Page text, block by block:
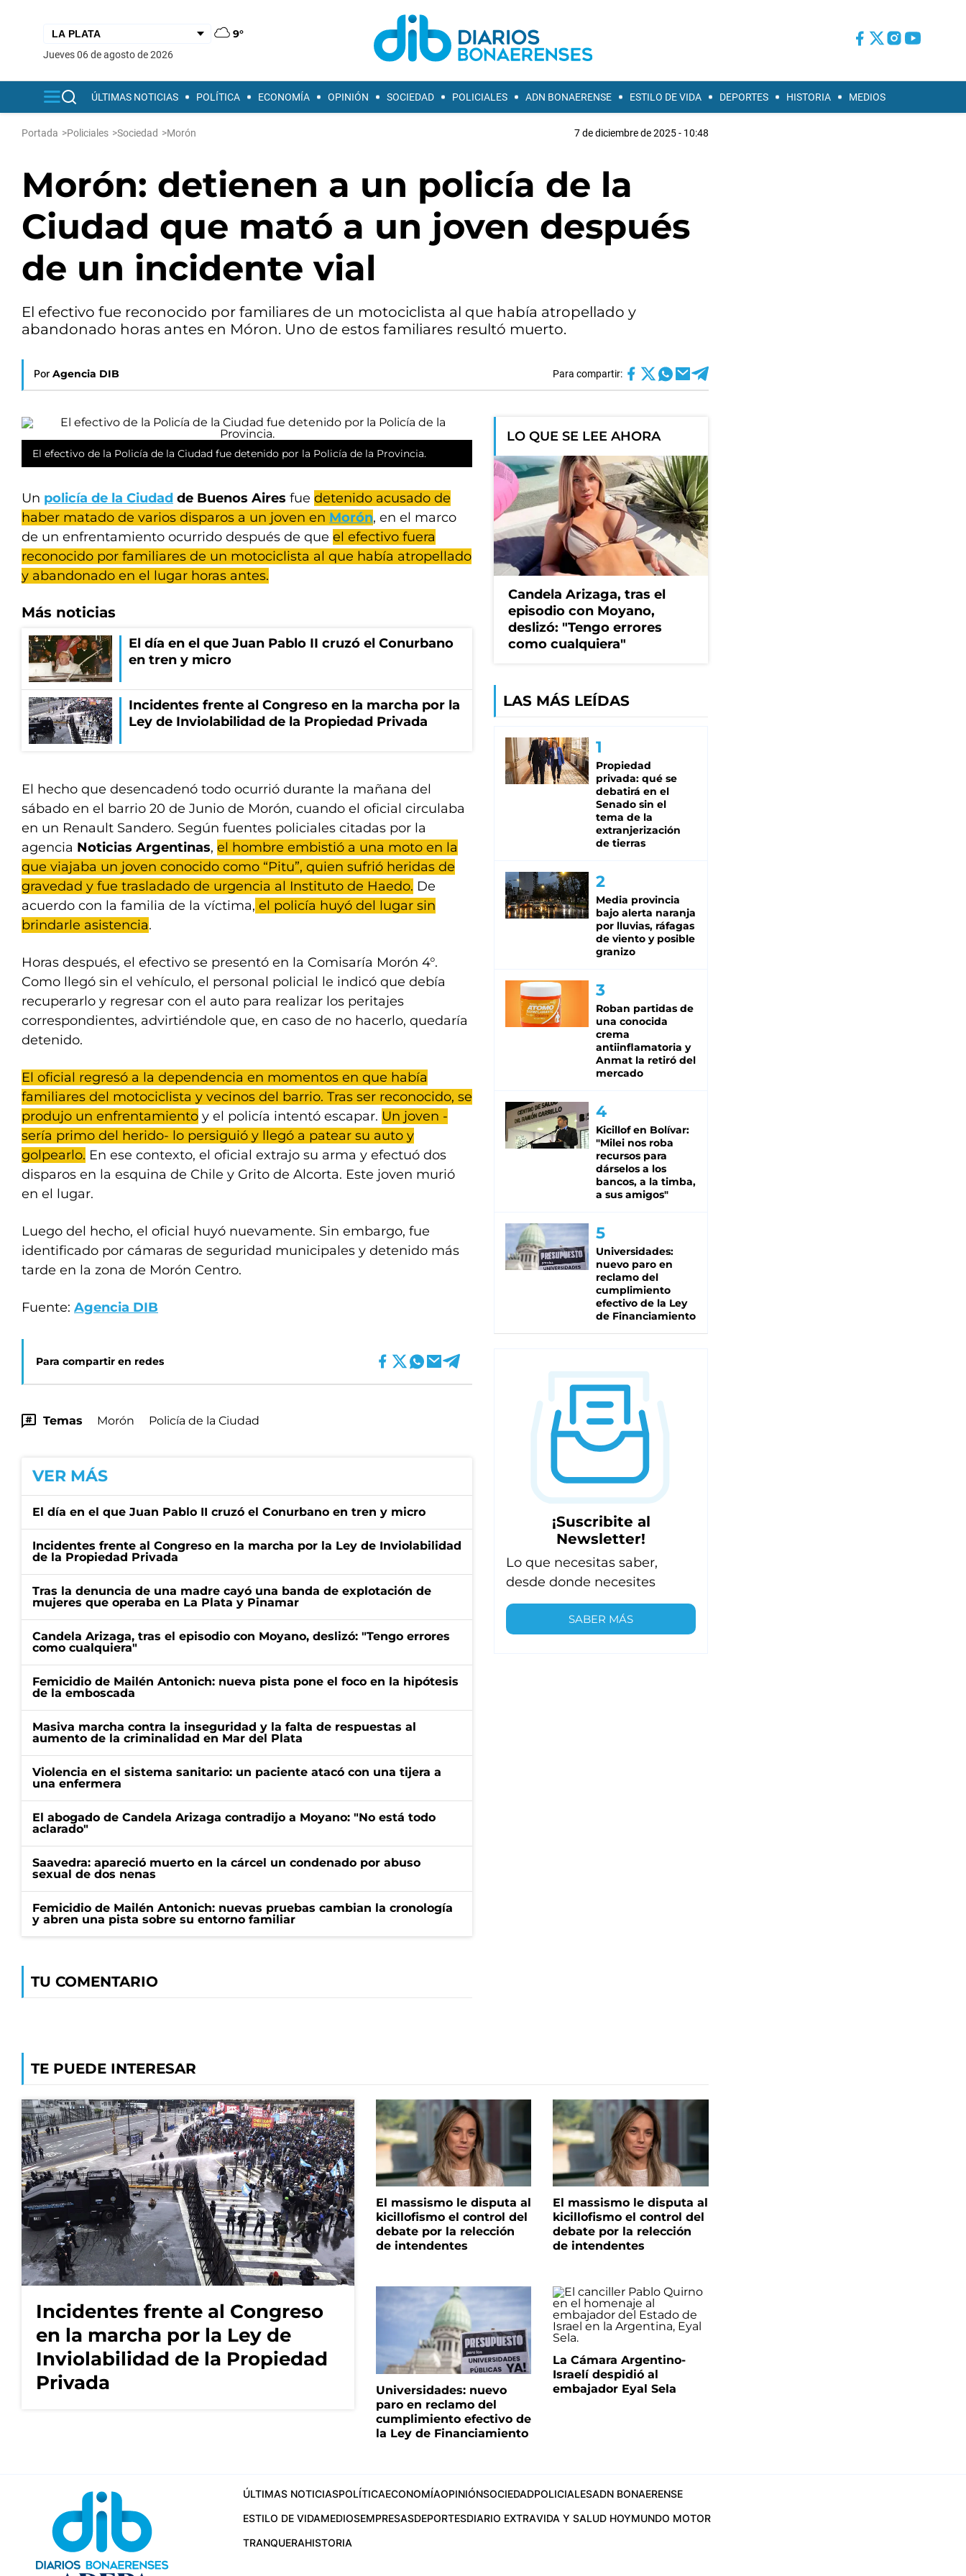
9°
jueves 06 de agosto de 2026
ÚLTIMAS NOTICIAS POLÍTICA ECONOMÍA OPINIÓN SOCIEDAD POLICIALES ADN BONAERENSE ESTILO DE VIDA DEPORTES HISTORIA MEDIOS
Portada >Policiales >Sociedad >Morón 7 de diciembre de 2025 - 10:48
Morón: detienen a un policía de la
Ciudad que mató a un joven después
de un incidente vial
El efectivo fue reconocido por familiares de un motociclista al que había atropellado y
abandonado horas antes en Móron. Uno de estos familiares resultó muerto.
Por Agencia DIB Para compartir:
El efectivo de la Policía de la Ciudad fue detenido por la Policía de la Provincia.
Un policía de la Ciudad de Buenos Aires fue detenido acusado de
haber matado de varios disparos a un joven en Morón, en el marco
de un enfrentamiento ocurrido después de que el efectivo fuera
reconocido por familiares de un motociclista al que había atropellado
y abandonado en el lugar horas antes.
Más noticias
El día en el que Juan Pablo II cruzó el Conurbano
en tren y micro
Incidentes frente al Congreso en la marcha por la
Ley de Inviolabilidad de la Propiedad Privada
El hecho que desencadenó todo ocurrió durante la mañana del
sábado en el barrio 20 de Junio de Morón, cuando el oficial circulaba
en un Renault Sandero. Según fuentes policiales citadas por la
agencia Noticias Argentinas, el hombre embistió a una moto en la
que viajaba un joven conocido como “Pitu”, quien sufrió heridas de
gravedad y fue trasladado de urgencia al Instituto de Haedo. De
acuerdo con la familia de la víctima, el policía huyó del lugar sin
brindarle asistencia.
Horas después, el efectivo se presentó en la Comisaría Morón 4°.
Como llegó sin el vehículo, el personal policial le indicó que debía
recuperarlo y regresar con el auto para realizar los peritajes
correspondientes, advirtiéndole que, en caso de no hacerlo, quedaría
detenido.
El oficial regresó a la dependencia en momentos en que había
familiares del motociclista y vecinos del barrio. Tras ser reconocido, se
produjo un enfrentamiento y el policía intentó escapar. Un joven -
sería primo del herido- lo persiguió y llegó a patear su auto y
golpearlo. En ese contexto, el oficial extrajo su arma y efectuó dos
disparos en la esquina de Chile y Grito de Alcorta. Este joven murió
en el lugar.
Luego del hecho, el oficial huyó nuevamente. Sin embargo, fue
identificado por cámaras de seguridad municipales y detenido más
tarde en la zona de Morón Centro.
Fuente: Agencia DIB
Para compartir en redes
Temas Morón Policía de la Ciudad
VER MÁS
El día en el que Juan Pablo II cruzó el Conurbano en tren y micro
Incidentes frente al Congreso en la marcha por la Ley de Inviolabilidad
de la Propiedad Privada
Tras la denuncia de una madre cayó una banda de explotación de
mujeres que operaba en La Plata y Pinamar
Candela Arizaga, tras el episodio con Moyano, deslizó: "Tengo errores
como cualquiera"
Femicidio de Mailén Antonich: nueva pista pone el foco en la hipótesis
de la emboscada
Masiva marcha contra la inseguridad y la falta de respuestas al
aumento de la criminalidad en Mar del Plata
Violencia en el sistema sanitario: un paciente atacó con una tijera a
una enfermera
El abogado de Candela Arizaga contradijo a Moyano: "No está todo
aclarado"
Saavedra: apareció muerto en la cárcel un condenado por abuso
sexual de dos nenas
Femicidio de Mailén Antonich: nuevas pruebas cambian la cronología
y abren una pista sobre su entorno familiar
TU COMENTARIO
LO QUE SE LEE AHORA
Candela Arizaga, tras el
episodio con Moyano,
deslizó: "Tengo errores
como cualquiera"
LAS MÁS LEÍDAS
Propiedad
privada: qué se
debatirá en el
Senado sin el
tema de la
extranjerización
de tierras
Media provincia
bajo alerta naranja
por lluvias, ráfagas
de viento y posible
granizo
Roban partidas de
una conocida
crema
antiinflamatoria y
Anmat la retiró del
mercado
Kicillof en Bolívar:
"Milei nos roba
recursos para
dárselos a los
bancos, a la timba,
a sus amigos"
Universidades:
nuevo paro en
reclamo del
cumplimiento
efectivo de la Ley
de Financiamiento
¡Suscribite al
Newsletter!
Lo que necesitas saber,
desde donde necesites
SABER MÁS
TE PUEDE INTERESAR
Incidentes frente al Congreso
en la marcha por la Ley de
Inviolabilidad de la Propiedad
Privada
El massismo le disputa al
kicillofismo el control del
debate por la relección
de intendentes
El massismo le disputa al
kicillofismo el control del
debate por la relección
de intendentes
Universidades: nuevo
paro en reclamo del
cumplimiento efectivo de
la Ley de Financiamiento
La Cámara Argentino-
Israelí despidió al
embajador Eyal Sela
ÚLTIMAS NOTICIASPOLÍTICAECONOMÍAOPINIÓNSOCIEDADPOLICIALESADN BONAERENSE
ESTILO DE VIDAMEDIOSEMPRESASDEPORTESDIARIO EXTRAVIDA Y SALUD HOYMUNDO MOTOR
TRANQUERAHISTORIA